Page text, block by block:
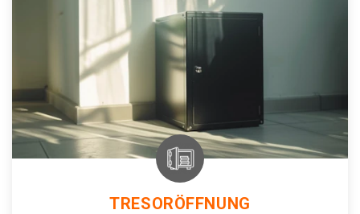
TRESORÖFFNUNG